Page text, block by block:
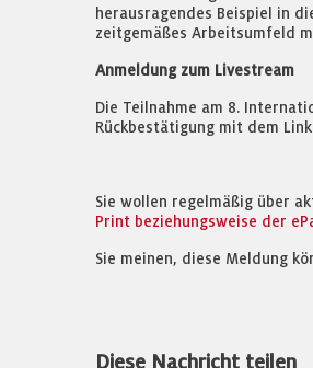
herausragendes Beispiel in
zeitgemäßes Arbeitsumfeld
Anmeldung zum Livestream
Die Teilnahme am 8.
Rückbestätigung mit dem
Sie wollen regelmäßig über
Print beziehungsweise der
Sie meinen, diese Meldung
Diese Nachricht teilen